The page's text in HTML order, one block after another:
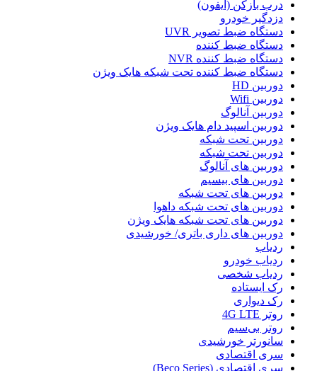
درب بازکن (آیفون)
دزدگیر خودرو
دستگاه ضبط تصویر UVR
دستگاه ضبط کننده
دستگاه ضبط کننده NVR
دستگاه ضبط کننده تحت شبکه هایک ویژن
دوربین HD
دوربین Wifi
دوربین آنالوگ
دوربین اسپید دام هایک ویژن
دوربین تحت شبکه
دوربین تحت شبکه
دوربین های آنالوگ
دوربین های بیسیم
دوربین های تحت شبکه
دوربین های تحت شبکه داهوا
دوربین های تحت شبکه هایک ویژن
دوربین های داری باتری/ خورشیدی
ردیاب
ردیاب خودرو
ردیاب شخصی
رک ایستاده
رک دیواری
روتر 4G LTE
روتر بی‌سیم
سانورتر خورشیدی
سری اقتصادی
سری اقتصادی (Beco Series)